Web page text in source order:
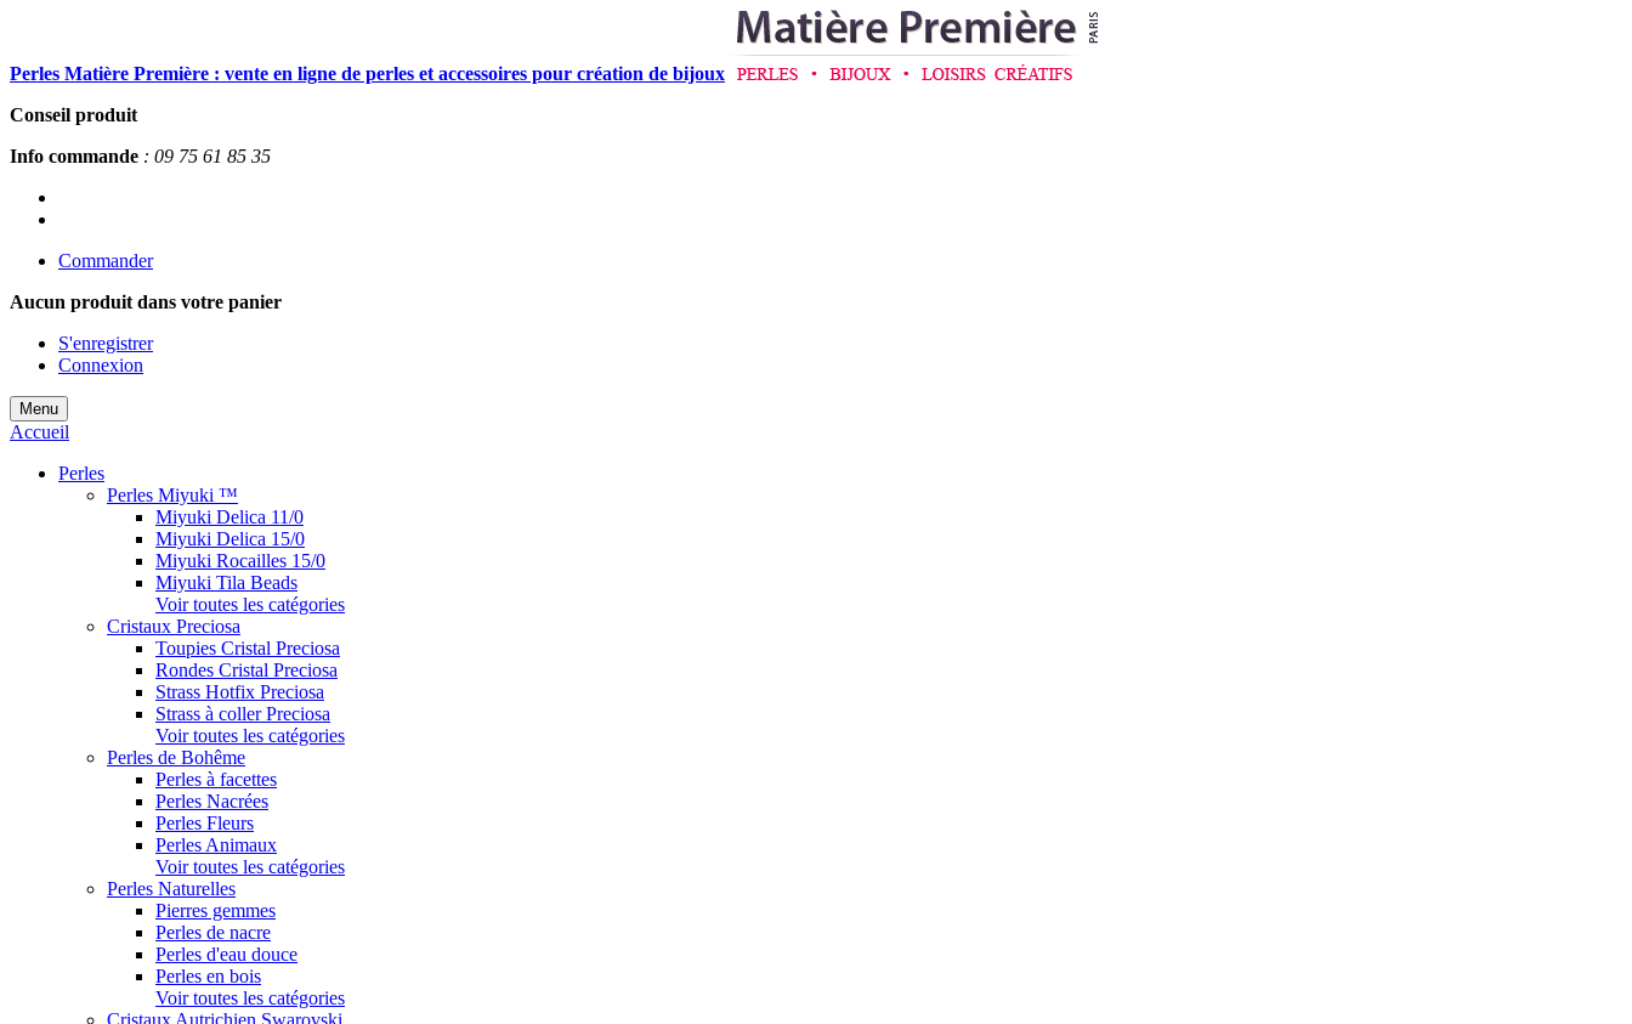
Perles Matière Première : vente en ligne de perles et accessoires pour création de bijoux
Conseil produit
Info commande : 09 75 61 85 35
Commander
Aucun produit dans votre panier
S'enregistrer
Connexion
Menu
Accueil
Perles
Perles Miyuki ™
Miyuki Delica 11/0
Miyuki Delica 15/0
Miyuki Rocailles 15/0
Miyuki Tila Beads
Voir toutes les catégories
Cristaux Preciosa
Toupies Cristal Preciosa
Rondes Cristal Preciosa
Strass Hotfix Preciosa
Strass à coller Preciosa
Voir toutes les catégories
Perles de Bohême
Perles à facettes
Perles Nacrées
Perles Fleurs
Perles Animaux
Voir toutes les catégories
Perles Naturelles
Pierres gemmes
Perles de nacre
Perles d'eau douce
Perles en bois
Voir toutes les catégories
Cristaux Autrichien Swarovski